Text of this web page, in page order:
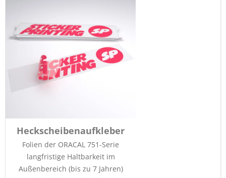
Heckscheibenaufkleber
Folien der ORACAL 751-Serie
langfristige Haltbarkeit im
Außenbereich (bis zu 7 Jahren)